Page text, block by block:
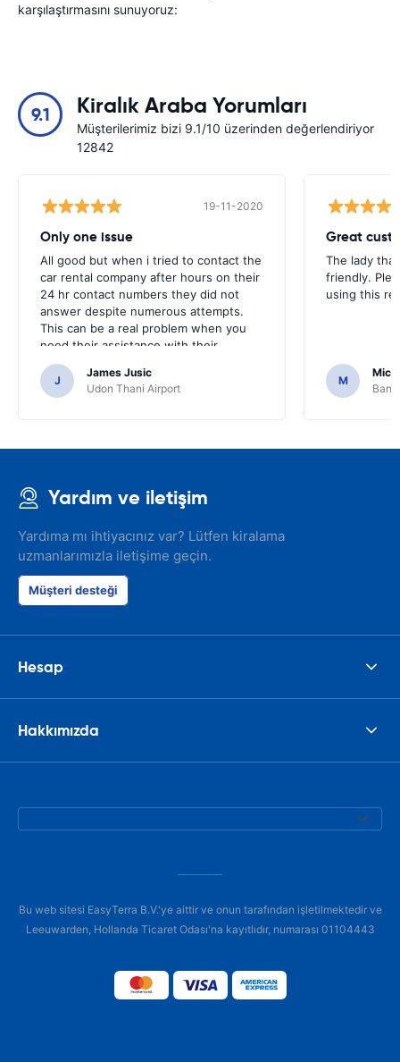
karşılaştırmasını sunuyoruz:
9.1 Kiralık Araba Yorumları
Müşterilerimiz bizi 9.1/10 üzerinden değerlendiriyor
12842
19-11-2020
Only one issue
All good but when i tried to contact the
car rental company after hours on their
24 hr contact numbers they did not
answer despite numerous attempts.
This can be a real problem when you
need their assistance with their
services or car.
J
James Jusic
Udon Thani Airport
Great
The lady
friendly.
using this
M
Yardım ve iletişim
Yardıma mı ihtiyacınız var? Lütfen kiralama
uzmanlarımızla iletişime geçin.
Müşteri desteği
Hesap
Hakkımızda
Bu web sitesi EasyTerra B.V.'ye aittir ve onun tarafından işletilmektedir ve
Leeuwarden, Hollanda Ticaret Odası'na kayıtlıdır, numarası 01104443